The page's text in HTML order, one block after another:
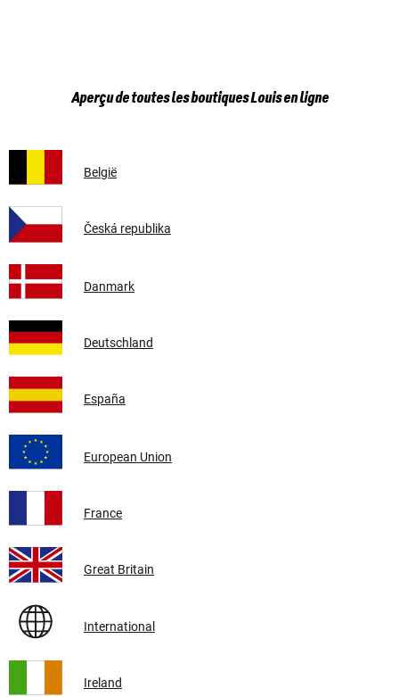
Aperçu de toutes les boutiques Louis en ligne
België
Česká republika
Danmark
Deutschland
España
European Union
France
Great Britain
International
Ireland